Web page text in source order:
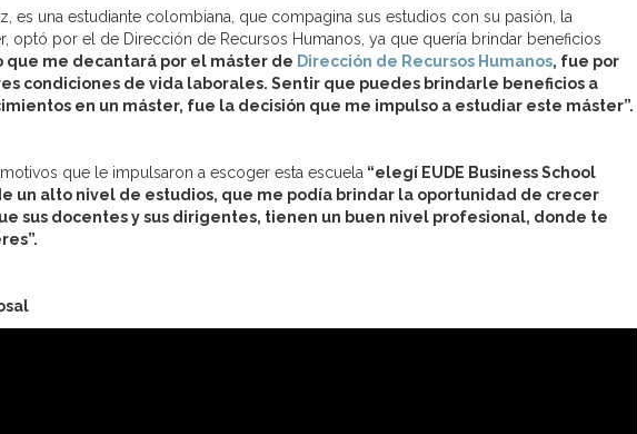
es una estudiante colombiana, que compagina sus estudios con su pasión, la
optó por el de Dirección de Recursos Humanos, ya que quería brindar beneficios
que me decantará por el máster de Dirección de Recursos Humanos, fue por
condiciones de vida laborales. Sentir que puedes brindarle beneficios a
en un máster, fue la decisión que me impulso a estudiar este máster”.
que le impulsaron a escoger esta escuela “elegí EUDE Business School
un alto nivel de estudios, que me podía brindar la oportunidad de crecer
sus docentes y sus dirigentes, tienen un buen nivel profesional, donde te